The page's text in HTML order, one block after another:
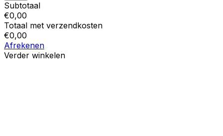
Subtotaal
€0,00
Totaal met verzendkosten
€0,00
Afrekenen
Verder winkelen